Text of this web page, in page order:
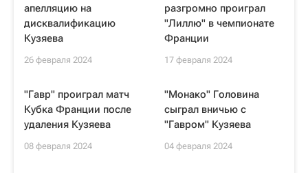
апелляцию на
дисквалификацию
Кузяева
26 февраля 2024
разгромно проиграл
"Лиллю" в чемпионате
Франции
17 февраля 2024
"Гавр" проиграл матч
Кубка Франции после
удаления Кузяева
08 февраля 2024
"Монако" Головина
сыграл вничью с
"Гавром" Кузяева
04 февраля 2024